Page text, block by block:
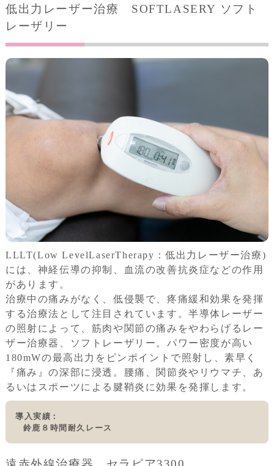
低出力レーザー治療 SOFTLASERY ソフト
レーザリー
LLLT(Low LevelLaserTherapy：低出力レーザー治療)
には、神経伝導の抑制、血流の改善抗炎症などの作用
があります。
治療中の痛みがなく、低侵襲で、疼痛緩和効果を発揮
する治療法として注目されています。半導体レーザー
の照射によって、筋肉や関節の痛みをやわらげるレー
ザー治療器、ソフトレーザリー。パワー密度が高い
180mWの最高出力をピンポイントで照射し、素早く
『痛み』の深部に浸透。腰痛、関節炎やリウマチ、あ
るいはスポーツによる腱鞘炎に効果を発揮します。
導入実績
鈴鹿８時間耐久レース